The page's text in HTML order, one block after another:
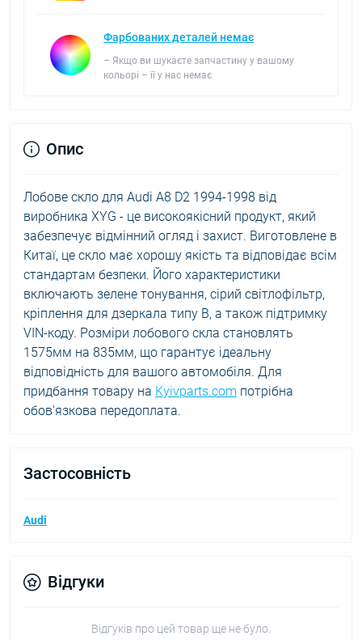
Фарбованих деталей немає
– Якщо ви шукаєте запчастину у вашому
кольорі – її у нас немає
Опис
Лобове скло для Audi A8 D2 1994-1998 від
виробника XYG - це високоякісний продукт, який
забезпечує відмінний огляд і захист. Виготовлене в
Китаї, це скло має хорошу якість та відповідає всім
стандартам безпеки. Його характеристики
включають зелене тонування, сірий світлофільтр,
кріплення для дзеркала типу B, а також підтримку
VIN-коду. Розміри лобового скла становлять
1575мм на 835мм, що гарантує ідеальну
відповідність для вашого автомобіля. Для
придбання товару на Kyivparts.com потрібна
обов'язкова передоплата.
Застосовність
Audi
Відгуки
Відгуків про цей товар ще не було.